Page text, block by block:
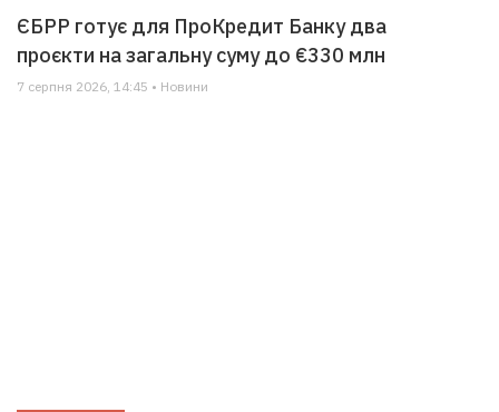
ЄБРР готує для ПроКредит Банку два
проєкти на загальну суму до €330 млн
7 серпня 2026, 14:45 • Новини